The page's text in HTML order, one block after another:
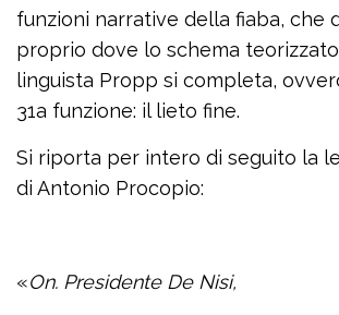
funzioni narrative della fiaba, che
proprio dove lo schema
linguista Propp si completa,
31a funzione: il lieto fine.
Si riporta per intero di seguito la
di Antonio Procopio:
«On. Presidente De Nisi,